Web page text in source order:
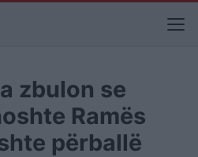
zbulon se
Ramës
përballë